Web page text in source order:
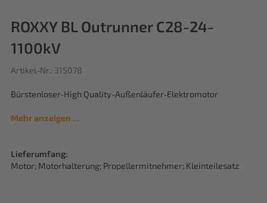
ROXXY BL Outrunner C28-24-
1100kV
Artikel-Nr.: 315078
Bürstenloser-High Quality-Außenläufer-Elektromotor
Mehr anzeigen ...
Lieferumfang:
Motor; Motorhalterung; Propellermitnehmer; Kleinteilesatz